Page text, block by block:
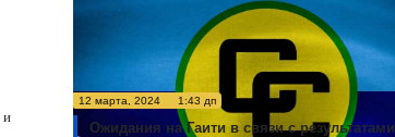
и
12 марта, 2024 1:43 дп
Ожидания на Гаити в связи с результатами